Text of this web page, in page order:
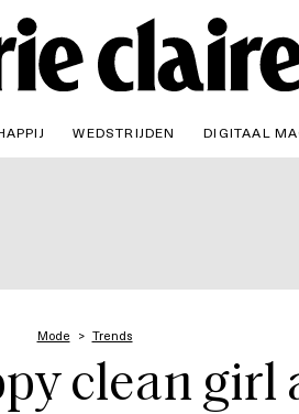
WEDSTRIJDEN DIGITAAL
Mode Trends
clean girl